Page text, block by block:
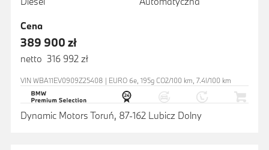
Cena
389 900 zł
netto 316 992 zł
VIN WBA11EV0909Z25408 | EURO 6e, 195g CO2/100 km, 7.4l/100 km
Dynamic Motors Toruń, 87-162 Lubicz Dolny